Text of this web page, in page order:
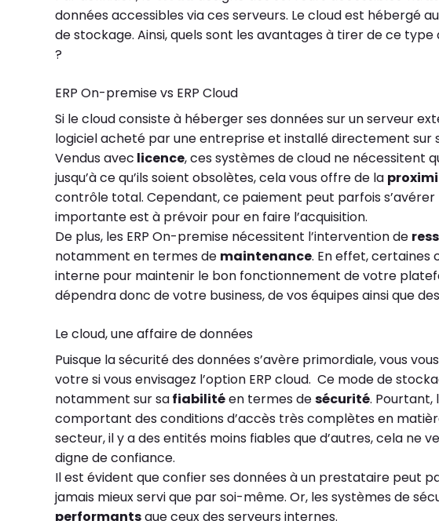
données accessibles via ces serveurs. Le cloud est hébergé
de stockage. Ainsi, quels sont les avantages à tirer de ce
?
ERP On-premise vs ERP Cloud
Si le cloud consiste à héberger ses données sur un serveur
logiciel acheté par une entreprise et installé directement sur
Vendus avec licence, ces systèmes de cloud ne nécessitent
jusqu’à ce qu’ils soient obsolètes, cela vous offre de la
contrôle total. Cependant, ce paiement peut parfois
importante est à prévoir pour en faire l’acquisition.
De plus, les ERP On-premise nécessitent l’intervention de
notamment en termes de maintenance. En effet, certaines
interne pour maintenir le bon fonctionnement de votre
dépendra donc de votre business, de vos équipes ainsi que
Le cloud, une affaire de données
Puisque la sécurité des données s’avère primordiale, vous
votre si vous envisagez l’option ERP cloud. Ce mode de
notamment sur safiabilitéen termes desécurité.
comportant des conditions d’accès très complètes en
secteur, il y a des entités moins fiables que d’autres, cela ne
digne de confiance.
Il est évident que confier ses données à un prestataire peut
jamais mieux servi que par soi-même. Or, les systèmes de
performantsque ceux des serveurs internes.